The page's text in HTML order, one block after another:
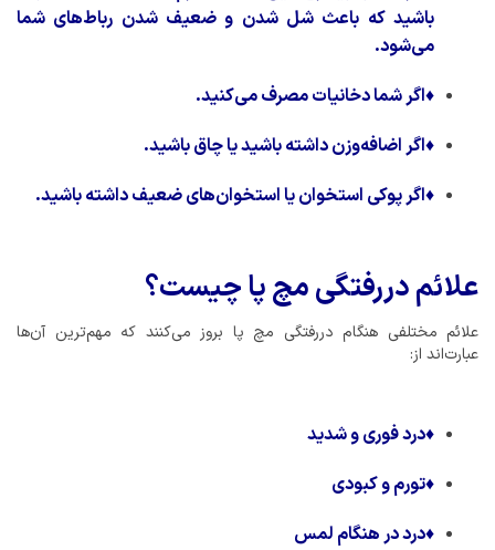
باشید که باعث شل شدن و ضعیف شدن رباط‌های شما
می‌شود.
♦اگر شما دخانیات مصرف می‌کنید.
♦اگر اضافه‌وزن داشته باشید یا چاق باشید.
♦اگر پوکی استخوان یا استخوان‌های ضعیف داشته باشید.
علائم دررفتگی مچ پا چیست؟
علائم مختلفی هنگام دررفتگی مچ پا بروز می‌کنند که مهم‌ترین آن‌ها
عبارت‌اند از:
♦درد فوری و شدید
♦تورم و کبودی
♦درد در هنگام لمس